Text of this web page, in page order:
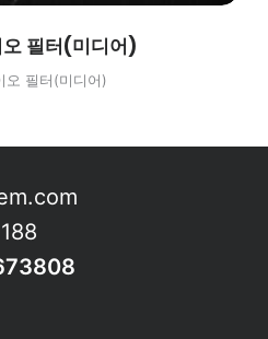
필터(미디어)
오 필터(미디어)